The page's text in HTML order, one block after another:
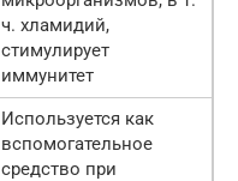
ч. хламидий,
стимулирует
иммунитет
Используется как
вспомогательное
средство при